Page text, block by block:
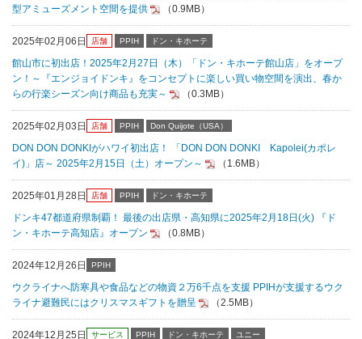
型アミューズメント空間を提供
（0.9MB）
2025年02月06日 店舗 PPIH ドン・キホーテ
館山市に初出店！2025年2月27日（木）「ドン・キホーテ館山店」をオープ
ン！～『エンジョイドンキ』をコンセプトに楽しい買い物空間を演出、春か
らの行楽シーズン向け商品も充実～
（0.3MB）
2025年02月03日 店舗 PPIH Don Quijote（USA）
DON DON DONKIがハワイ初出店！ 「DON DON DONKI Kapolei(カポレ
イ)」店～ 2025年2月15日（土）オープン～
（1.6MB）
2025年01月28日 店舗 PPIH ドン・キホーテ
ドンキ47都道府県制覇！ 最後の出店県・高知県に2025年2月18日(火) 『ド
ン・キホーテ高知店』オープン
（0.8MB）
2024年12月26日 PPIH
ウクライナへ防寒具や食品などの物資２万6千点を支援 PPIHが支援するウク
ライナ避難民にはクリスマスギフトを贈呈
（2.5MB）
2024年12月25日 サービス PPIH ドン・キホーテ ユニー